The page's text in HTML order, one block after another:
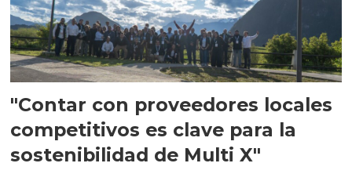
"Contar con proveedores locales
competitivos es clave para la
sostenibilidad de Multi X"